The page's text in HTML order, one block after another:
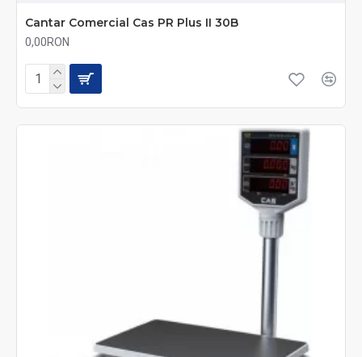
Cantar Comercial Cas PR Plus II 30B
0,00RON